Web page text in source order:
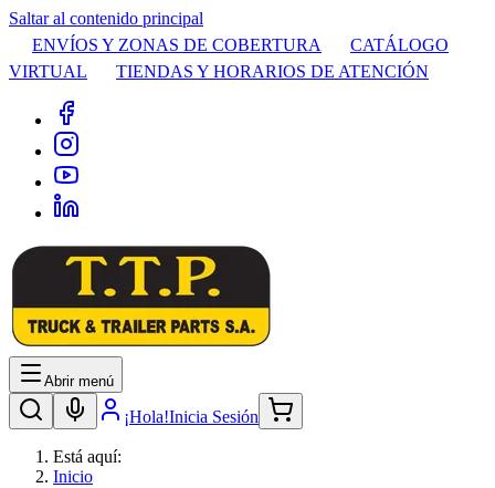
Saltar al contenido principal
ENVÍOS Y ZONAS DE COBERTURA
CATÁLOGO
VIRTUAL
TIENDAS Y HORARIOS DE ATENCIÓN
Abrir menú
¡Hola!Inicia Sesión
Está aquí:
Inicio